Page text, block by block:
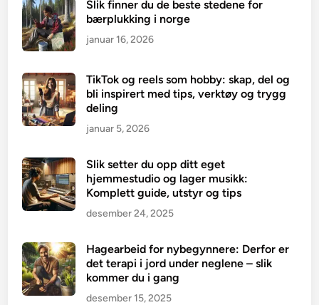
Slik finner du de beste stedene for
bærplukking i norge
januar 16, 2026
TikTok og reels som hobby: skap, del og
bli inspirert med tips, verktøy og trygg
deling
januar 5, 2026
Slik setter du opp ditt eget
hjemmestudio og lager musikk:
Komplett guide, utstyr og tips
desember 24, 2025
Hagearbeid for nybegynnere: Derfor er
det terapi i jord under neglene – slik
kommer du i gang
desember 15, 2025